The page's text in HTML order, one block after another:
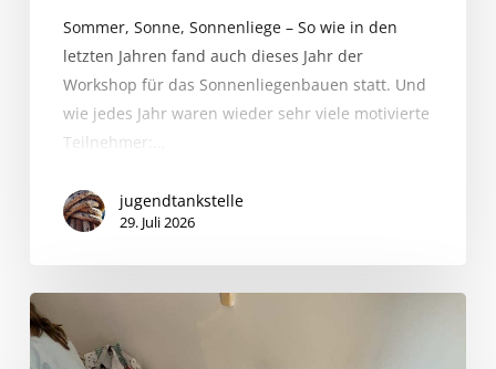
Sommer, Sonne, Sonnenliege – So wie in den
letzten Jahren fand auch dieses Jahr der
Workshop für das Sonnenliegenbauen statt. Und
wie jedes Jahr waren wieder sehr viele motivierte
Teilnehmer:…
jugendtankstelle
29. Juli 2026
Aus
alt
wird